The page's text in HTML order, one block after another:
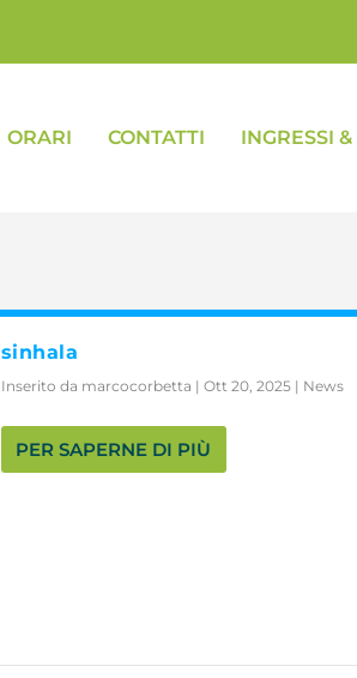
ORARI CONTATTI INGRESSI
sinhala
Inserito da marcocorbetta | Ott 20, 2025| News
PER SAPERNE DI PIÙ